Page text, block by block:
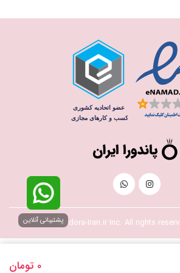
0 تومان
پشتیبانی آنلاین